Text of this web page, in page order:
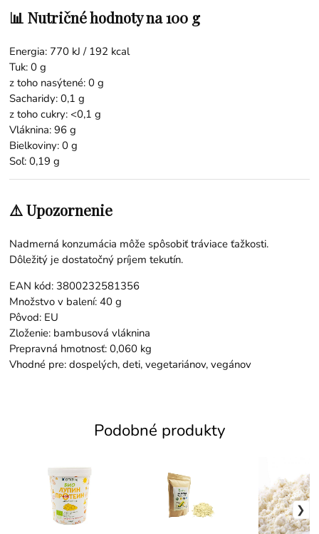
📊 Nutričné hodnoty na 100 g
Energia: 770 kJ / 192 kcal
Tuk: 0 g
z toho nasýtené: 0 g
Sacharidy: 0,1 g
z toho cukry: <0,1 g
Vláknina: 96 g
Bielkoviny: 0 g
Soľ: 0,19 g
⚠️ Upozornenie
Nadmerná konzumácia môže spôsobiť tráviace ťažkosti.
Dôležitý je dostatočný príjem tekutín.
EAN kód: 3800232581356
Množstvo v balení: 40 g
Pôvod: EU
Zloženie: bambusová vláknina
Prepravná hmotnosť: 0,060 kg
Vhodné pre: dospelých, deti, vegetariánov, vegánov
Podobné produkty